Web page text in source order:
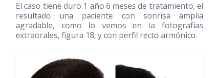
El caso tiene duro 1 año 6 meses de tratamiento, el
resultado una paciente con sonrisa amplia
agradable, como lo vemos en la fotografías
extraorales, figura 18; y con perfil recto armónico.